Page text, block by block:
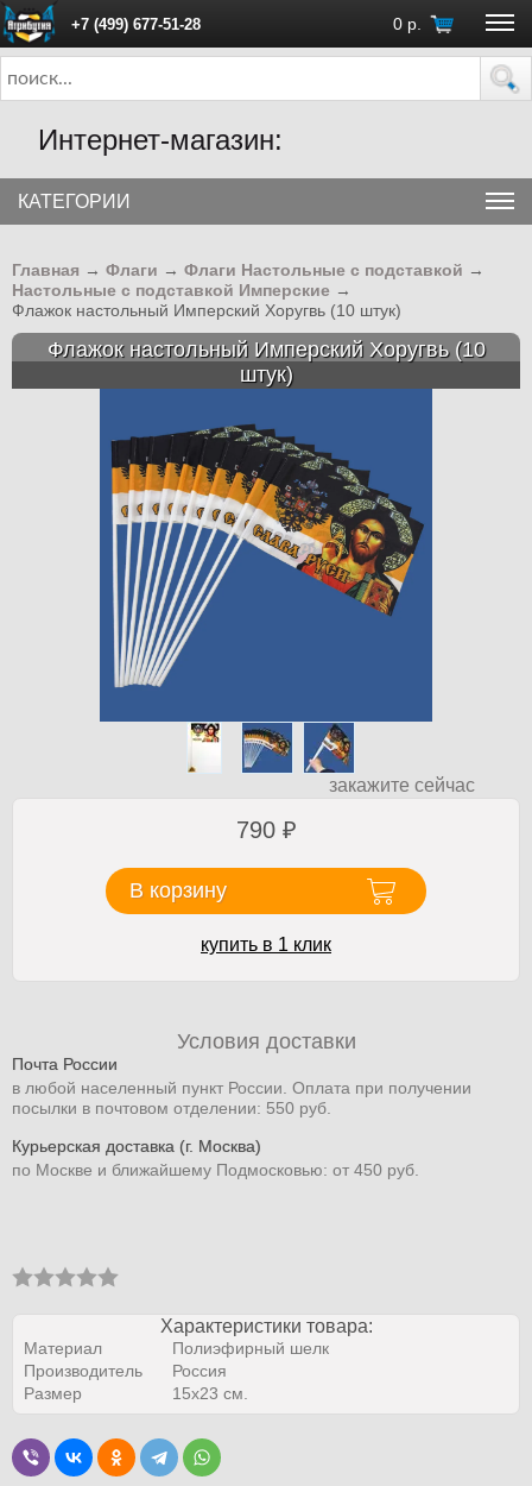
+7 (499) 677-51-28 0 р.
ПН - ПТ с 10:00 до 18:00 (Москва)
Интернет-магазин:
КАТЕГОРИИ
Главная → Флаги → Флаги Настольные с подставкой →
Настольные с подставкой Имперские →
Флажок настольный Имперский Хоругвь (10 штук)
Флажок настольный Имперский Хоругвь (10
штук)
закажите сейчас
790 ₽
В корзину
купить в 1 клик
Условия доставки
Почта России
в любой населенный пункт России. Оплата при получении
посылки в почтовом отделении: 550 руб.
Курьерская доставка (г. Москва)
по Москве и ближайшему Подмосковью: от 450 руб.
Характеристики товара:
Материал
Полиэфирный шелк
Производитель
Россия
Размер
15х23 см.